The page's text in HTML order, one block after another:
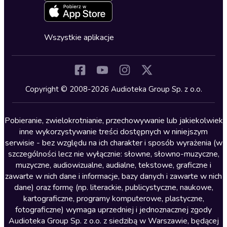
Kryminały
Lektury szkolne
Literatura anglojęzyczna
Literatura faktu
Literatura obyczajowa
Literatura piękna obca
Literatura piękna polska
Nagrania relaksacyjne
Nauka języków
Zapowiedzi
Cykle audiobooków
Wszystkie aplikacje
Copyright © 2008-2026 Audioteka Group Sp. z o.o.
Pobieranie, zwielokrotnianie, przechowywanie lub jakiekolwiek
inne wykorzystywanie treści dostępnych w niniejszym
serwisie - bez względu na ich charakter i sposób wyrażenia (w
szczególności lecz nie wyłącznie: słowne, słowno-muzyczne,
muzyczne, audiowizualne, audialne, tekstowe, graficzne i
zawarte w nich dane i informacje, bazy danych i zawarte w nich
dane) oraz formę (np. literackie, publicystyczne, naukowe,
kartograficzne, programy komputerowe, plastyczne,
fotograficzne) wymaga uprzedniej i jednoznacznej zgody
Audioteka Group Sp. z o.o. z siedzibą w Warszawie, będącej